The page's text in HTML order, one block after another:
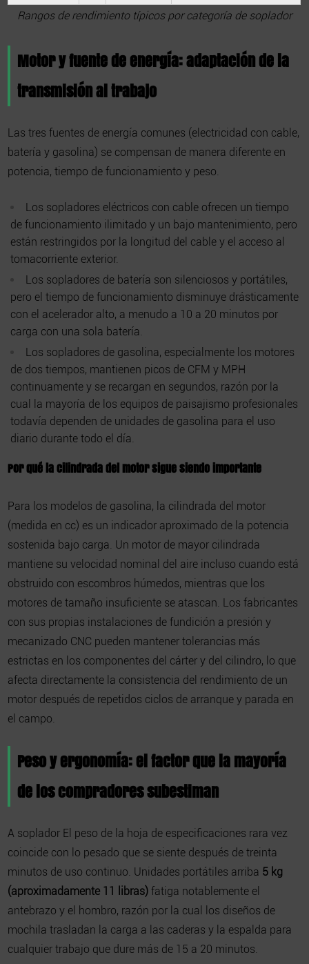
Rangos de rendimiento típicos por categoría de soplador
Motor y fuente de energía: adaptación de la
transmisión al trabajo
Las tres fuentes de energía comunes (electricidad con cable,
batería y gasolina) se compensan de manera diferente en
potencia, tiempo de funcionamiento y peso.
Los sopladores eléctricos con cable ofrecen un tiempo
de funcionamiento ilimitado y un bajo mantenimiento, pero
están restringidos por la longitud del cable y el acceso al
tomacorriente exterior.
Los sopladores de batería son silenciosos y portátiles,
pero el tiempo de funcionamiento disminuye drásticamente
con el acelerador alto, a menudo a 10 a 20 minutos por
carga con una sola batería.
Los sopladores de gasolina, especialmente los motores
de dos tiempos, mantienen picos de CFM y MPH
continuamente y se recargan en segundos, razón por la
cual la mayoría de los equipos de paisajismo profesionales
todavía dependen de unidades de gasolina para el uso
diario durante todo el día.
Por qué la cilindrada del motor sigue siendo importante
Para los modelos de gasolina, la cilindrada del motor
(medida en cc) es un indicador aproximado de la potencia
sostenida bajo carga. Un motor de mayor cilindrada
mantiene su velocidad nominal del aire incluso cuando está
obstruido con escombros húmedos, mientras que los
motores de tamaño insuficiente se atascan. Los fabricantes
con sus propias instalaciones de fundición a presión y
mecanizado CNC pueden mantener tolerancias más
estrictas en los componentes del cárter y del cilindro, lo que
afecta directamente la consistencia del rendimiento de un
motor después de repetidos ciclos de arranque y parada en
el campo.
Peso y ergonomía: el factor que la mayoría
de los compradores subestiman
A soplador El peso de la hoja de especificaciones rara vez
coincide con lo pesado que se siente después de treinta
minutos de uso continuo. Unidades portátiles arriba 5 kg
(aproximadamente 11 libras)fatiga notablemente el
antebrazo y el hombro, razón por la cual los diseños de
mochila trasladan la carga a las caderas y la espalda para
cualquier trabajo que dure más de 15 a 20 minutos.